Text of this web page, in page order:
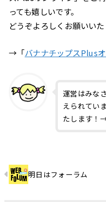
っても嬉しいです。
どうぞよろしくお願いいた
→「バナナチップスPlus
運営はみな
えられてい
たします！
明日はフォーラム